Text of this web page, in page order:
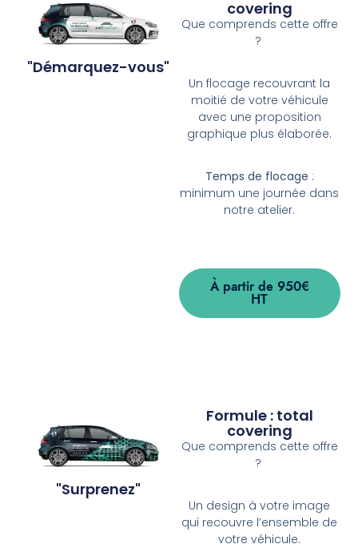
"Démarquez-vous"
covering
Que comprends cette offre
?
Un flocage recouvrant la
moitié de votre véhicule
avec une proposition
graphique plus élaborée.
Temps de flocage :
minimum une journée dans
notre atelier.
À partir de 950€
HT
"Surprenez"
Formule : total
covering
Que comprends cette offre
?
Un design à votre image
qui recouvre l’ensemble de
votre véhicule.